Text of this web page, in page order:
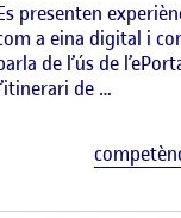
presenten
a eina digital i
de l’ús de
de …